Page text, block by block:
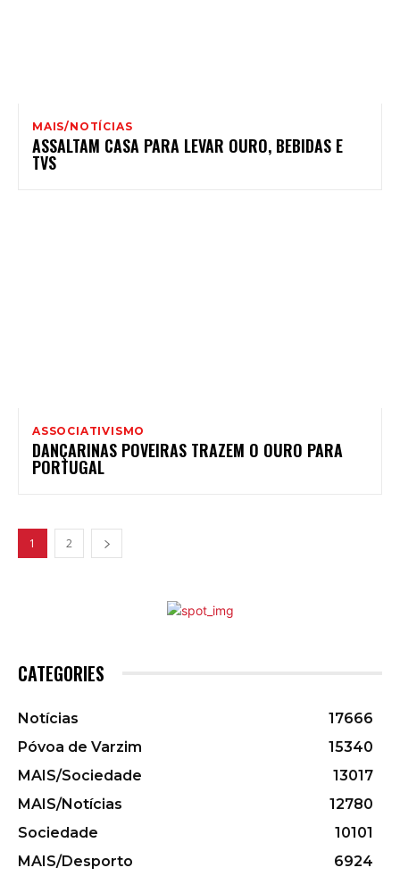
MAIS/NOTÍCIAS
ASSALTAM CASA PARA LEVAR OURO, BEBIDAS E
TVS
ASSOCIATIVISMO
DANÇARINAS POVEIRAS TRAZEM O OURO PARA
PORTUGAL
1 2
CATEGORIES
Notícias
17666
Póvoa de Varzim
15340
MAIS/Sociedade
13017
MAIS/Notícias
12780
Sociedade
10101
MAIS/Desporto
6924